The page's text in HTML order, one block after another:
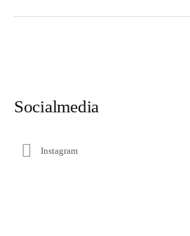
Socialmedia
Instagram